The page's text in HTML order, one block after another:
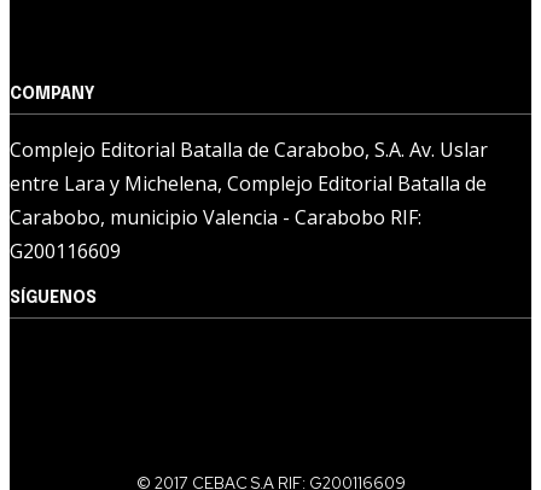
COMPANY
Complejo Editorial Batalla de Carabobo, S.A. Av. Uslar
entre Lara y Michelena, Complejo Editorial Batalla de
Carabobo, municipio Valencia - Carabobo RIF:
G200116609
SÍGUENOS
© 2017 CEBAC S.A RIF: G200116609